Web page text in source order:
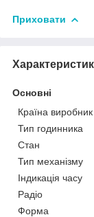
Приховати
Основні
Країна виробник
Тип годинника
Стан
Тип механізму
Індикація часу
Радіо
Форма